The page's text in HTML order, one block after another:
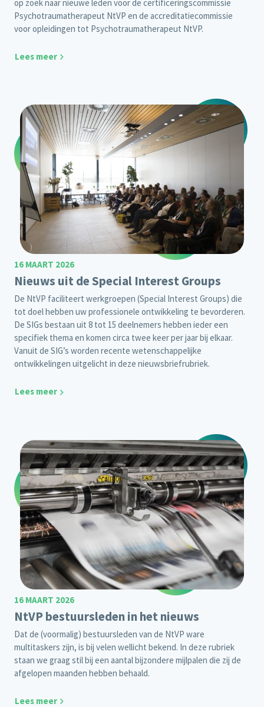
op zoek naar nieuwe leden voor de certificeringscommissie
Psychotraumatherapeut NtVP en de accreditatiecommissie
voor opleidingen tot Psychotraumatherapeut NtVP.
Lees meer
16 MAART 2026
Nieuws uit de Special Interest Groups
De NtVP faciliteert werkgroepen (Special Interest Groups) die
tot doel hebben uw professionele ontwikkeling te bevorderen.
De SIGs bestaan uit 8 tot 15 deelnemers hebben ieder een
specifiek thema en komen circa twee keer per jaar bij elkaar.
Vanuit de SIG’s worden recente wetenschappelijke
ontwikkelingen uitgelicht in deze nieuwsbriefrubriek.
Lees meer
16 MAART 2026
NtVP bestuursleden in het nieuws
Dat de (voormalig) bestuursleden van de NtVP ware
multitaskers zijn, is bij velen wellicht bekend. In deze rubriek
staan we graag stil bij een aantal bijzondere mijlpalen die zij de
afgelopen maanden hebben behaald.
Lees meer